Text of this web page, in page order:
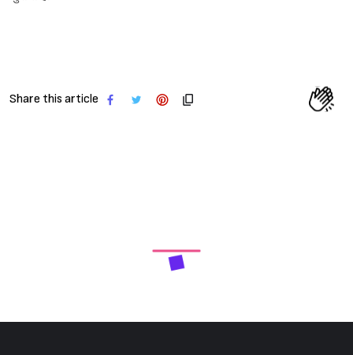
Share this article
Next Article